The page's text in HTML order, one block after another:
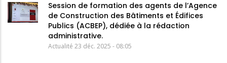
Session de formation des agents de l’Agence
de Construction des Bâtiments et Édifices
Publics (ACBEP), dédiée à la rédaction
administrative.
Actualité 23 déc. 2025 - 08:05